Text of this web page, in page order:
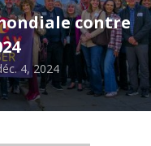
contre
4, 2024